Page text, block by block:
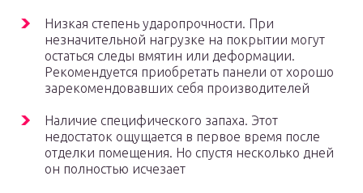
Низкая степень ударопрочности. При
незначительной нагрузке на покрытии могут
остаться следы вмятин или деформации.
Рекомендуется приобретать панели от хорошо
зарекомендовавших себя производителей
Наличие специфического запаха. Этот
недостаток ощущается в первое время после
отделки помещения. Но спустя несколько дней
он полностью исчезает